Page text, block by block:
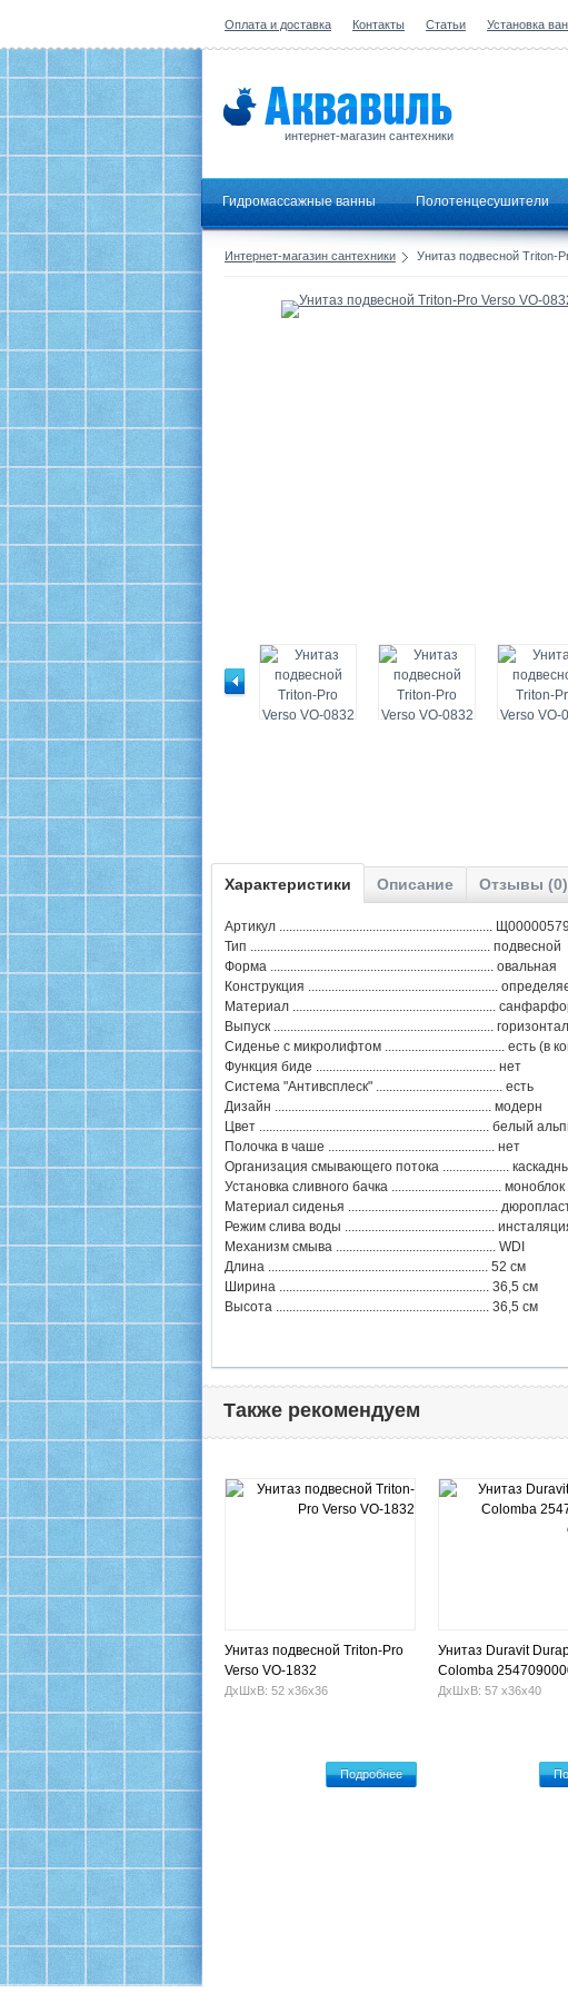
Оплата и доставка Контакты Статьи Установка
интернет-магазин сантехники
Гидромассажные ванны Полотенцесушители
Интернет-магазин сантехники Унитаз подвесной Triton-
Характеристики Описание Отзывы (0)
Артикул ................................................................
Тип ........................................................................ подвесной
Форма ................................................................... овальная
Конструкция .........................................................
Материал .............................................................
Выпуск ..................................................................
Сиденье с микролифтом .................................... есть (в
Функция биде ...................................................... нет
Система "Антивсплеск" ...................................... есть
Дизайн ................................................................. модерн
Цвет ..................................................................... белый
Полочка в чаше .................................................. нет
Организация смывающего потока ....................
Установка сливного бачка ................................. моноблок
Материал сиденья .............................................
Режим слива воды .............................................
Механизм смыва ................................................ WDI
Длина .................................................................. 52 см
Ширина ............................................................... 36,5 см
Высота ................................................................ 36,5 см
Также рекомендуем
Унитаз подвесной Triton-Pro
Verso VO-1832
ДхШхВ: 52 х36х36
Подробнее
Унитаз Duravit
Colomba
сиденьем
ДхШхВ: 57 х36х40